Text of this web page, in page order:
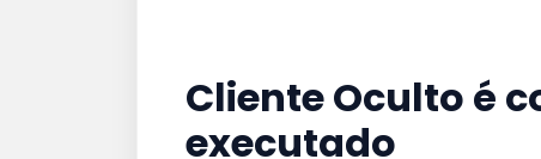
Cliente Oculto é
executado